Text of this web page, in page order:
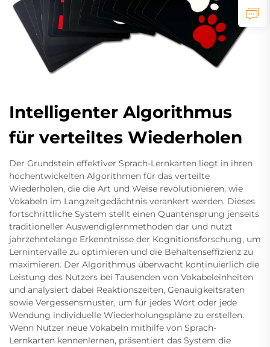
Intelligenter Algorithmus
für verteiltes Wiederholen
Der Grundstein effektiver Sprach-Lernkarten liegt in ihren
hochentwickelten Algorithmen für das verteilte
Wiederholen, die die Art und Weise revolutionieren, wie
Vokabeln im Langzeitgedächtnis verankert werden. Dieses
fortschrittliche System stellt einen Quantensprung jenseits
traditioneller Auswendiglernmethoden dar und nutzt
jahrzehntelange Erkenntnisse der Kognitionsforschung, um
Lernintervalle zu optimieren und die Behaltenseffizienz zu
maximieren. Der Algorithmus überwacht kontinuierlich die
Leistung des Nutzers bei Tausenden von Vokabeleinheiten
und analysiert dabei Reaktionszeiten, Genauigkeitsraten
sowie Vergessensmuster, um für jedes Wort oder jede
Wendung individuelle Wiederholungspläne zu erstellen.
Wenn Nutzer neue Vokabeln mithilfe von Sprach-
Lernkarten kennenlernen, präsentiert das System die